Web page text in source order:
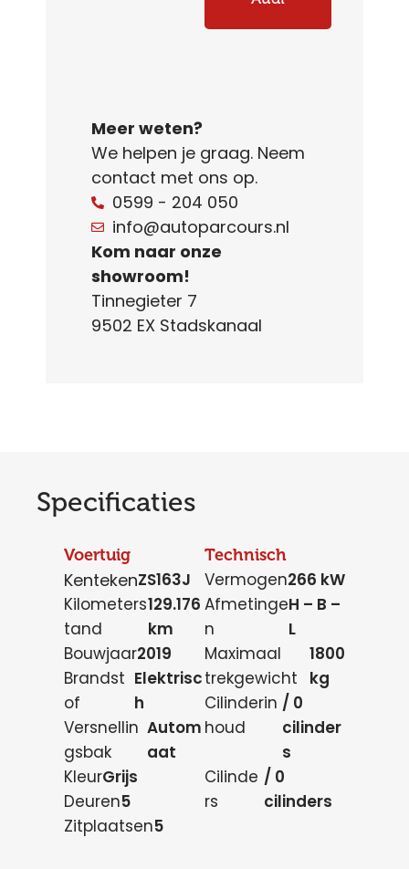
Meer weten?
We helpen je graag. Neem
contact met ons op.
0599 - 204 050
info@autoparcours.nl
Kom naar onze
showroom!
Tinnegieter 7
9502 EX Stadskanaal
Specificaties
Voertuig
KentekenZS163J
Kilometers
tand
129.176
km
Bouwjaar2019
Brandst
of
Elektrisc
h
Versnellin
gsbak
Autom
aat
KleurGrijs
Deuren5
Zitplaatsen5
Technisch
Vermogen266 kW
Afmetinge
n
H – B –
L
Maximaal
trekgewicht
1800
kg
Cilinderin
houd
/ 0
cilinder
s
Cilinde
rs
/ 0
cilinders